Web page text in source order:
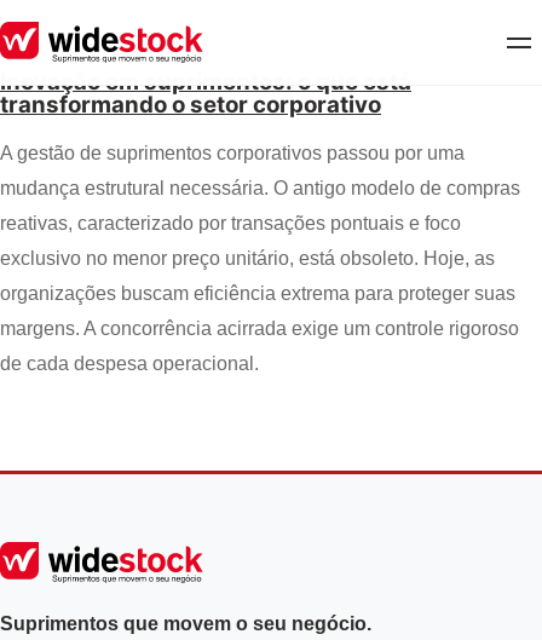
Inovação em suprimentos: o que está
transformando o setor corporativo
A gestão de suprimentos corporativos passou por uma
mudança estrutural necessária. O antigo modelo de compras
reativas, caracterizado por transações pontuais e foco
exclusivo no menor preço unitário, está obsoleto. Hoje, as
organizações buscam eficiência extrema para proteger suas
margens. A concorrência acirrada exige um controle rigoroso
de cada despesa operacional.
Suprimentos que movem o seu negócio.